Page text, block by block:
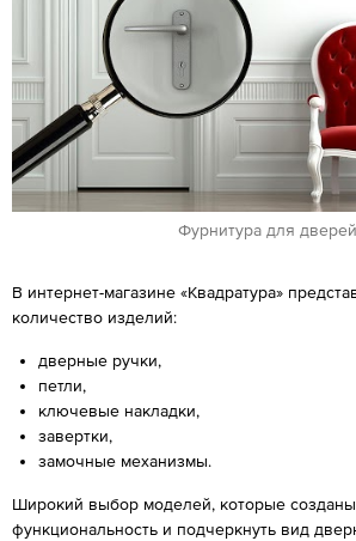
Фурнитура для дверей
В интернет-магазине «Квадратура»
количество изделий:
дверные ручки,
петли,
ключевые накладки,
завертки,
замочные механизмы.
Широкий выбор моделей, которые
функциональность и подчеркнуть вид